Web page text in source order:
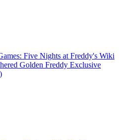
Five Nights at Freddy's Wiki
Golden Freddy Exclusive